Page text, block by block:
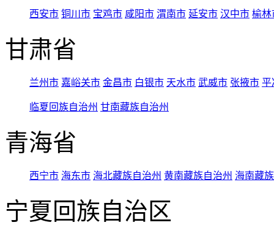
西安市 铜川市 宝鸡市 咸阳市 渭南市 延安市 汉中市 榆林
甘肃省
兰州市 嘉峪关市 金昌市 白银市 天水市 武威市 张掖市 平
临夏回族自治州 甘南藏族自治州
青海省
西宁市 海东市 海北藏族自治州 黄南藏族自治州 海南藏
宁夏回族自治区